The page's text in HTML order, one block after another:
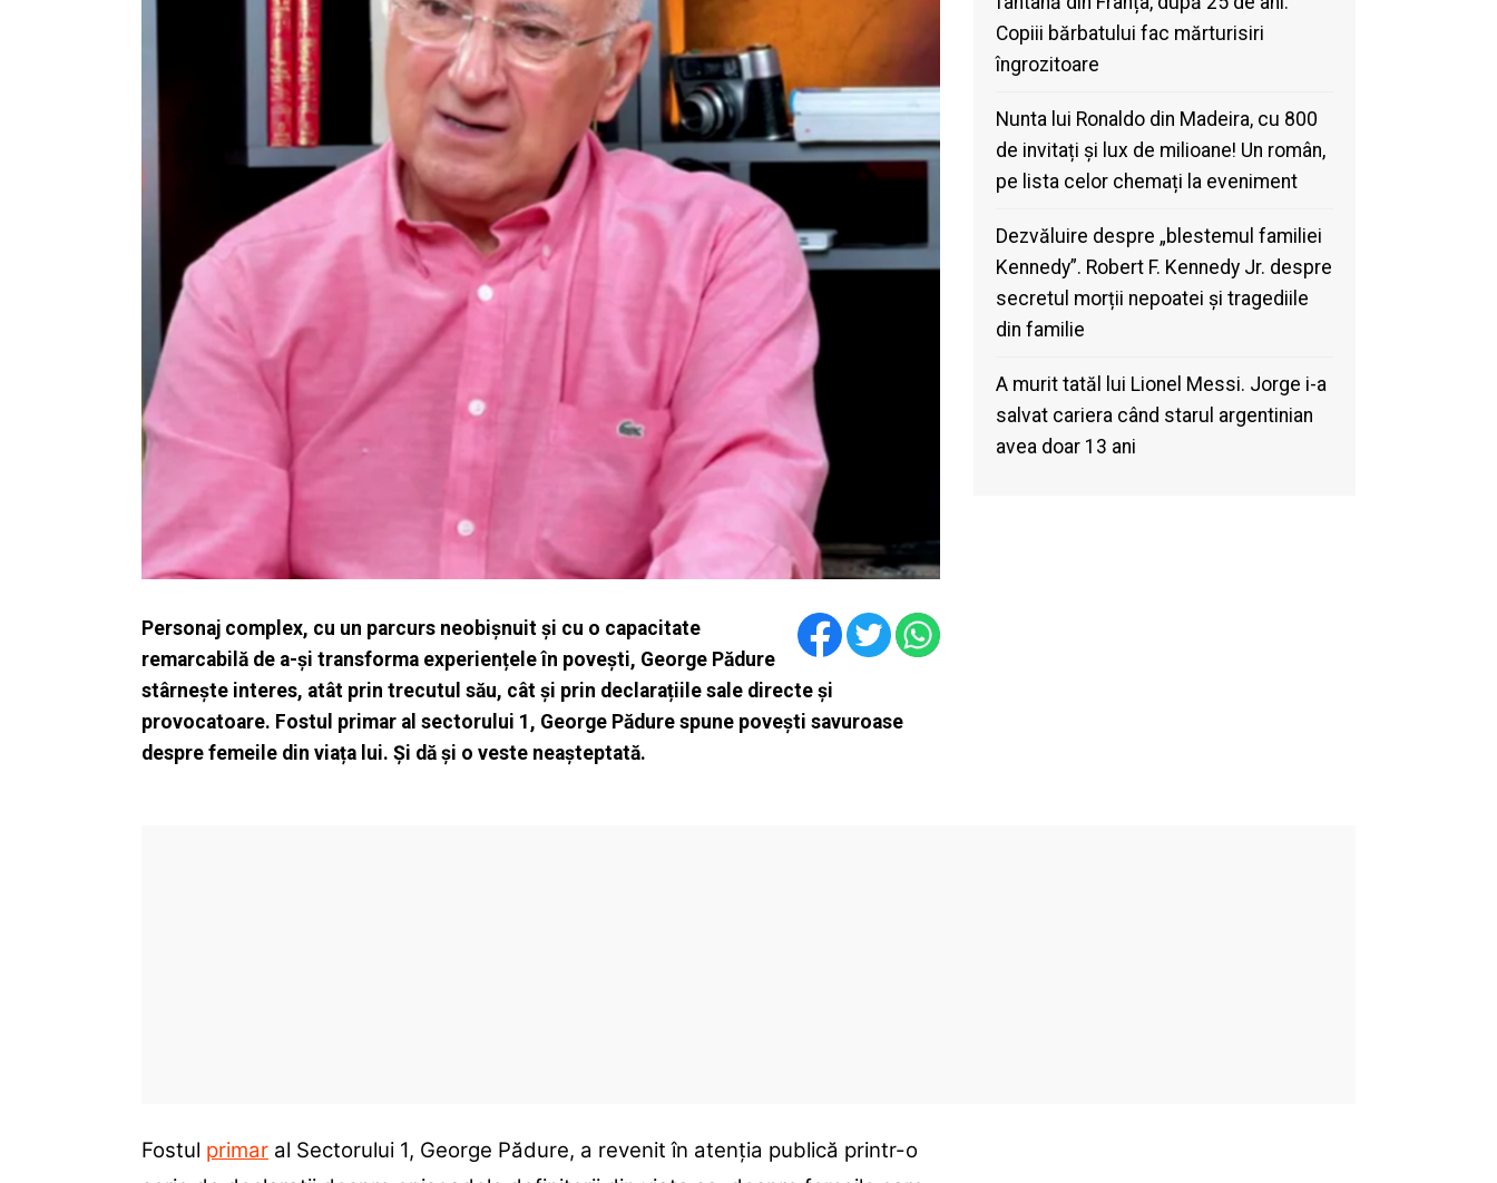
Personaj complex, cu un parcurs neobișnuit și cu o capacitate
remarcabilă de a-și transforma experiențele în povești, George Pădure
stârnește interes, atât prin trecutul său, cât și prin declarațiile sale directe și
provocatoare. Fostul primar al sectorului 1, George Pădure spune povești savuroase
despre femeile din viața lui. Și dă și o veste neașteptată.
Copiii bărbatului fac mărturisiri
îngrozitoare
Nunta lui Ronaldo din Madeira, cu 800
de invitați și lux de milioane! Un român,
pe lista celor chemați la eveniment
Dezvăluire despre „blestemul familiei
Kennedy”. Robert F. Kennedy Jr. despre
secretul morții nepoatei și tragediile
din familie
A murit tatăl lui Lionel Messi. Jorge i-a
salvat cariera când starul argentinian
avea doar 13 ani
Fostul primar al Sectorului 1, George Pădure, a revenit în atenția publică printr-o